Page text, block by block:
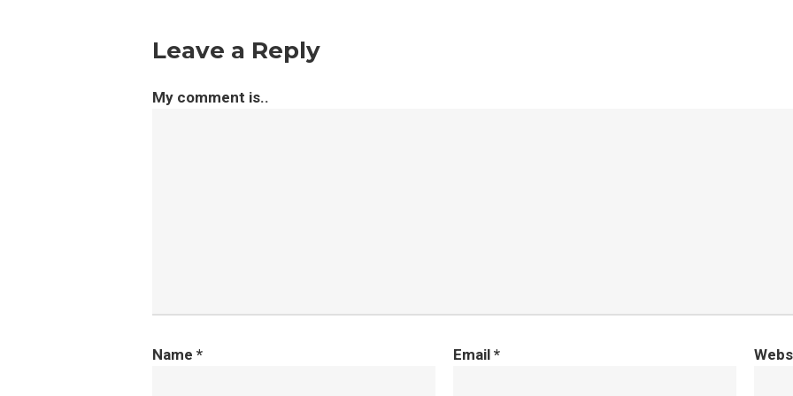
Leave a Reply
My comment is..
Name * Email *